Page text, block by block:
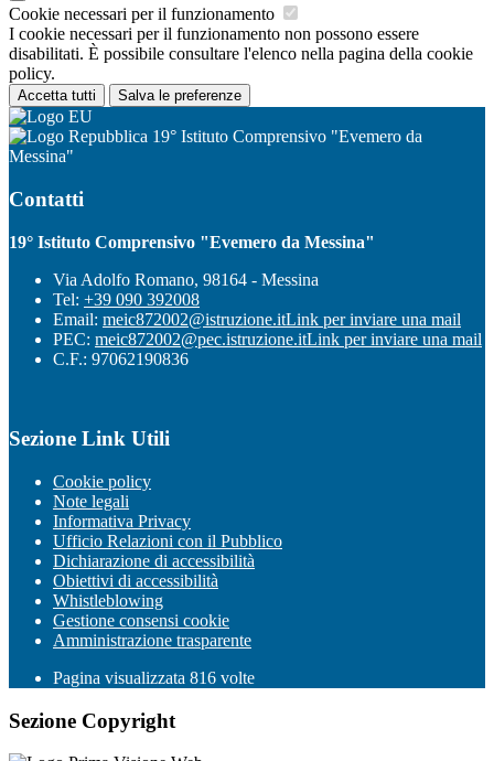
Cookie necessari per il funzionamento
I cookie necessari per il funzionamento non possono essere
disabilitati. È possibile consultare l'elenco nella pagina della cookie
policy.
Accetta tutti Salva le preferenze
19° Istituto Comprensivo "Evemero da
Messina"
Contatti
19° Istituto Comprensivo "Evemero da Messina"
Via Adolfo Romano, 98164 - Messina
Tel: +39 090 392008
Email: meic872002@istruzione.itLink per inviare una mail
PEC: meic872002@pec.istruzione.itLink per inviare una mail
C.F.: 97062190836
Sezione Link Utili
Cookie policy
Note legali
Informativa Privacy
Ufficio Relazioni con il Pubblico
Dichiarazione di accessibilità
Obiettivi di accessibilità
Whistleblowing
Gestione consensi cookie
Amministrazione trasparente
Pagina visualizzata 816 volte
Sezione Copyright